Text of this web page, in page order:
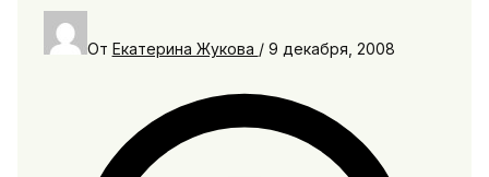
От Екатерина Жукова / 9 декабря, 2008